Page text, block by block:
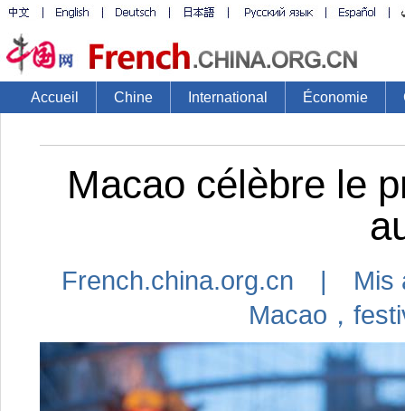
Accueil Chine International Économie
Macao célèbre le
French.china.org.cn |
Macao，